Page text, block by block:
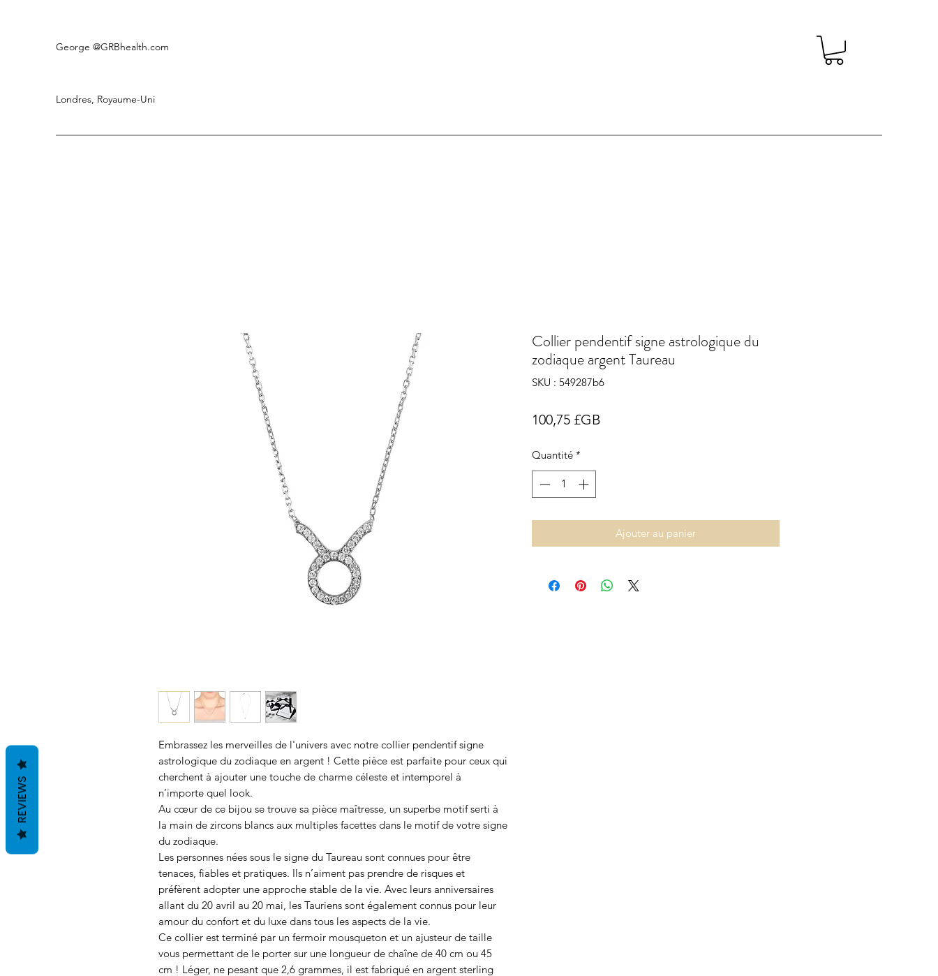
George @GRBhealth.com
Londres, Royaume-Uni
Embrassez les merveilles de l'univers avec notre collier pendentif signe
astrologique du zodiaque en argent ! Cette pièce est parfaite pour ceux qui
cherchent à ajouter une touche de charme céleste et intemporel à
n’importe quel look.
Au cœur de ce bijou se trouve sa pièce maîtresse, un superbe motif serti à
la main de zircons blancs aux multiples facettes dans le motif de votre signe
du zodiaque.
Les personnes nées sous le signe du Taureau sont connues pour être
tenaces, fiables et pratiques. Ils n’aiment pas prendre de risques et
préfèrent adopter une approche stable de la vie. Avec leurs anniversaires
allant du 20 avril au 20 mai, les Tauriens sont également connus pour leur
amour du confort et du luxe dans tous les aspects de la vie.
Ce collier est terminé par un fermoir mousqueton et un ajusteur de taille
vous permettant de le porter sur une longueur de chaîne de 40 cm ou 45
cm ! Léger, ne pesant que 2,6 grammes, il est fabriqué en argent sterling
Collier pendentif signe astrologique du
zodiaque argent Taureau
SKU : 549287b6
100,75 £GB
Quantité *
Ajouter au panier
REVIEWS